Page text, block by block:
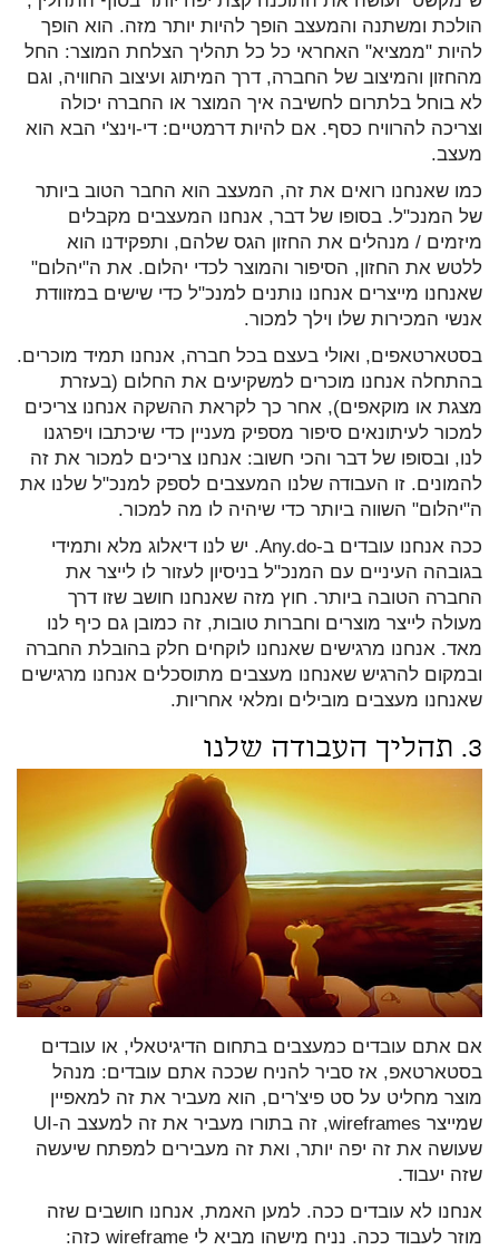
הולכת ומשתנה והמעצב הופך להיות יותר מזה. הוא הופך
להיות "ממציא" האחראי כל כל תהליך הצלחת המוצר: החל
מהחזון והמיצוב של החברה, דרך המיתוג ועיצוב החוויה, וגם
לא בוחל בלתרום לחשיבה איך המוצר או החברה יכולה
וצריכה להרוויח כסף. אם להיות דרמטיים: די-וינצ'י הבא הוא
מעצב.
כמו שאנחנו רואים את זה, המעצב הוא החבר הטוב ביותר
של המנכ"ל. בסופו של דבר, אנחנו המעצבים מקבלים
מיזמים / מנהלים את החזון הגס שלהם, ותפקידנו הוא
ללטש את החזון, הסיפור והמוצר לכדי יהלום. את ה"יהלום"
שאנחנו מייצרים אנחנו נותנים למנכ"ל כדי שישים במזוודת
אנשי המכירות שלו וילך למכור.
בסטארטאפים, ואולי בעצם בכל חברה, אנחנו תמיד מוכרים.
בהתחלה אנחנו מוכרים למשקיעים את החלום (בעזרת
מצגת או מוקאפים), אחר כך לקראת ההשקה אנחנו צריכים
למכור לעיתונאים סיפור מספיק מעניין כדי שיכתבו ויפרגנו
לנו, ובסופו של דבר והכי חשוב: אנחנו צריכים למכור את זה
להמונים. זו העבודה שלנו המעצבים לספק למנכ"ל שלנו את
ה"יהלום" השווה ביותר כדי שיהיה לו מה למכור.
ככה אנחנו עובדים ב-Any.do. יש לנו דיאלוג מלא ותמידי
בגובהה העיניים עם המנכ"ל בניסיון לעזור לו לייצר את
החברה הטובה ביותר. חוץ מזה שאנחנו חושב שזו דרך
מעולה לייצר מוצרים וחברות טובות, זה כמובן גם כיף לנו
מאד. אנחנו מרגישים שאנחנו לוקחים חלק בהובלת החברה
ובמקום להרגיש שאנחנו מעצבים מתוסכלים אנחנו מרגישים
שאנחנו מעצבים מובילים ומלאי אחריות.
3. תהליך העבודה שלנו
אם אתם עובדים כמעצבים בתחום הדיגיטאלי, או עובדים
בסטארטאפ, אז סביר להניח שככה אתם עובדים: מנהל
מוצר מחליט על סט פיצ'רים, הוא מעביר את זה למאפיין
שמייצר wireframes, זה בתורו מעביר את זה למעצב ה-UI
שעושה את זה יפה יותר, ואת זה מעבירים למפתח שיעשה
שזה יעבוד.
אנחנו לא עובדים ככה. למען האמת, אנחנו חושבים שזה
מוזר לעבוד ככה. נניח מישהו מביא לי wireframe כזה: